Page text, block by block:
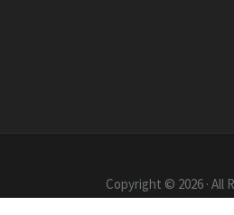
Copyright © 2026 ·